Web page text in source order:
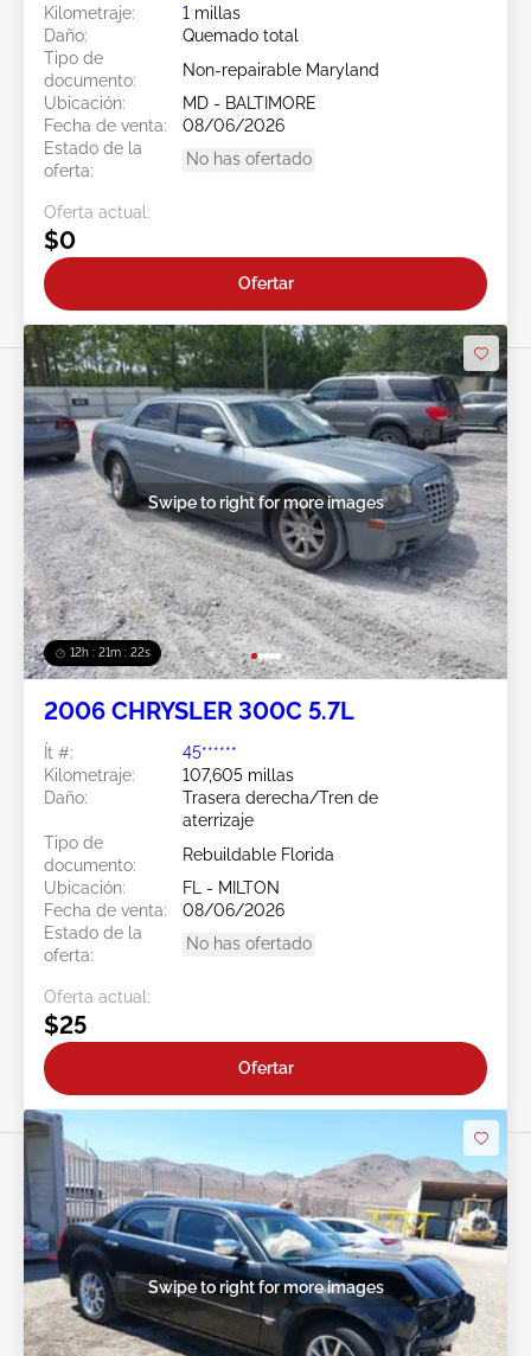
Kilometraje:
1 millas
Daño:
Quemado total
Tipo de
documento:
Non-repairable Maryland
Ubicación:
MD - BALTIMORE
Fecha de venta:
08/06/2026
Estado de la
oferta:
No has ofertado
Oferta actual:
$0
Ofertar
12h : 21m : 19s
Swipe to right for more images
2006 CHRYSLER 300C 5.7L
Ít #:
45******
Kilometraje:
107,605 millas
Daño:
Trasera derecha/Tren de
aterrizaje
Tipo de
documento:
Rebuildable Florida
Ubicación:
FL - MILTON
Fecha de venta:
08/06/2026
Estado de la
oferta:
No has ofertado
Oferta actual:
$25
Ofertar
Swipe to right for more images